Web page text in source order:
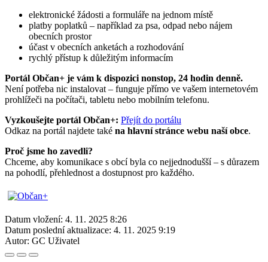
elektronické žádosti a formuláře na jednom místě
platby poplatků – například za psa, odpad nebo nájem
obecních prostor
účast v obecních anketách a rozhodování
rychlý přístup k důležitým informacím
Portál Občan+ je vám k dispozici nonstop, 24 hodin denně.
Není potřeba nic instalovat – funguje přímo ve vašem internetovém
prohlížeči na počítači, tabletu nebo mobilním telefonu.
Vyzkoušejte portál Občan+: Přejít do portálu
Odkaz na portál najdete také na hlavní stránce webu naší obce.
Proč jsme ho zavedli?
Chceme, aby komunikace s obcí byla co nejjednodušší – s důrazem
na pohodlí, přehlednost a dostupnost pro každého.
Datum vložení: 4. 11. 2025 8:26
Datum poslední aktualizace: 4. 11. 2025 9:19
Autor: GC Uživatel